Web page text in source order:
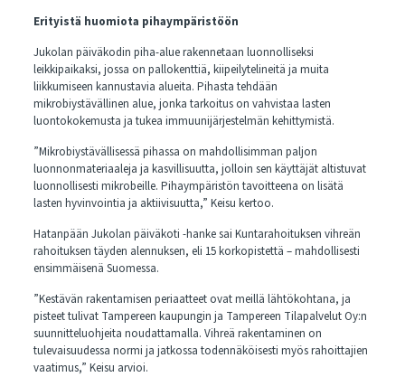
Erityistä huomiota pihaympäristöön
Jukolan päiväkodin piha-alue rakennetaan luonnolliseksi
leikkipaikaksi, jossa on pallokenttiä, kiipeilytelineitä ja muita
liikkumiseen kannustavia alueita. Pihasta tehdään
mikrobiystävällinen alue, jonka tarkoitus on vahvistaa lasten
luontokokemusta ja tukea immuunijärjestelmän kehittymistä.
”Mikrobiystävällisessä pihassa on mahdollisimman paljon
luonnonmateriaaleja ja kasvillisuutta, jolloin sen käyttäjät altistuvat
luonnollisesti mikrobeille. Pihaympäristön tavoitteena on lisätä
lasten hyvinvointia ja aktiivisuutta,” Keisu kertoo.
Hatanpään Jukolan päiväkoti -hanke sai Kuntarahoituksen vihreän
rahoituksen täyden alennuksen, eli 15 korkopistettä – mahdollisesti
ensimmäisenä Suomessa.
”Kestävän rakentamisen periaatteet ovat meillä lähtökohtana, ja
pisteet tulivat Tampereen kaupungin ja Tampereen Tilapalvelut Oy:n
suunnitteluohjeita noudattamalla. Vihreä rakentaminen on
tulevaisuudessa normi ja jatkossa todennäköisesti myös rahoittajien
vaatimus,” Keisu arvioi.